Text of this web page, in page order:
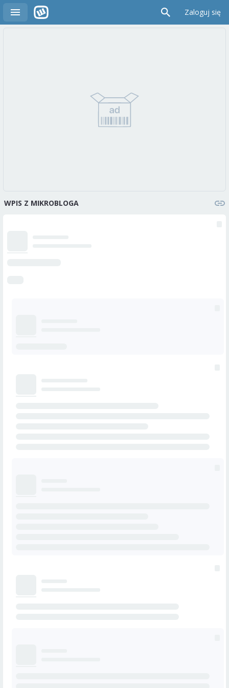
Zaloguj się
WPIS Z MIKROBLOGA